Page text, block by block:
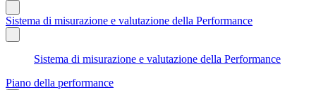
Sistema di misurazione e valutazione della Performance
Sistema di misurazione e valutazione della Performance
Piano della performance